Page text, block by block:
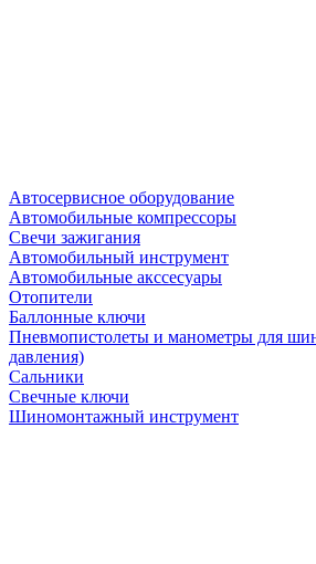
Автосервисное оборудование
Автомобильные компрессоры
Свечи зажигания
Автомобильный инструмент
Автомобильные акссесуары
Отопители
Баллонные ключи
Пневмопистолеты и манометры для
давления)
Сальники
Свечные ключи
Шиномонтажный инструмент